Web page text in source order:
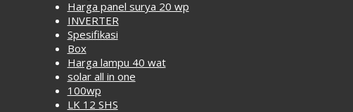
Harga panel surya 20 wp
INVERTER
Spesifikasi
Box
Harga lampu 40 wat
solar all in one
100wp
LK 12 SHS